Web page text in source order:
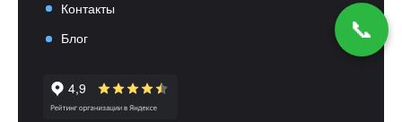
📞
Контакты
Блог